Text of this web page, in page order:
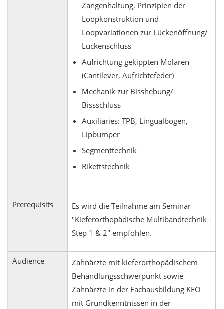
Zangenhaltung, Prinzipien der
Loopkonstruktion und
Loopvariationen zur Lückenöffnung/
Lückenschluss
Aufrichtung gekippten Molaren
(Cantilever, Aufrichtefeder)
Mechanik zur Bisshebung/
Bissschluss
Auxiliaries: TPB, Lingualbogen,
Lipbumper
Segmenttechnik
Rikettstechnik
Prerequisits
Es wird die Teilnahme am Seminar
"Kieferorthopädische Multibandtechnik -
Step 1 & 2" empfohlen.
Audience
Zahnärzte mit kieferorthopädischem
Behandlungsschwerpunkt sowie
Zahnärzte in der Fachausbildung KFO
mit Grundkenntnissen in der